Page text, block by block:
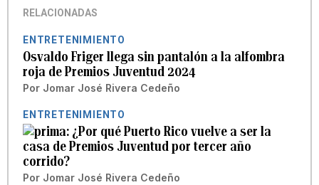
RELACIONADAS
ENTRETENIMIENTO
Osvaldo Friger llega sin pantalón a la alfombra
roja de Premios Juventud 2024
Por Jomar José Rivera Cedeño
ENTRETENIMIENTO
¿Por qué Puerto Rico vuelve a ser la
casa de Premios Juventud por tercer año
corrido?
Por Jomar José Rivera Cedeño